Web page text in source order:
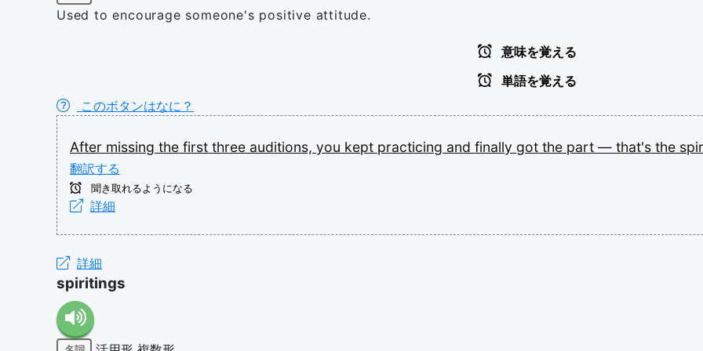
Used to encourage someone's positive attitude.
意味を覚える
単語を覚える
このボタンはなに？
After missing the first three auditions, you kept practicing and finally got the part — that's the
翻訳する
聞き取れるようになる
詳細
詳細
spiritings